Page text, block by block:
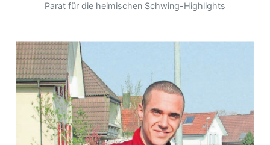
Parat für die heimischen Schwing-Highlights